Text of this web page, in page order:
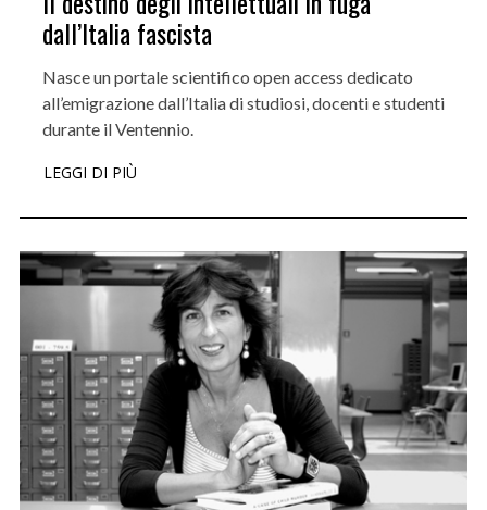
dall’Italia fascista
Nasce un portale scientifico open access dedicato
all’emigrazione dall’Italia di studiosi, docenti e studenti
durante il Ventennio.
LEGGI DI PIÙ